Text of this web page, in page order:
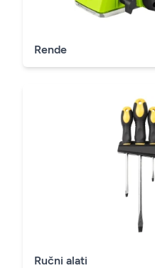
Rende
Ručni alati